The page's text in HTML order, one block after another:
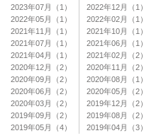
2023年07月（1）
2022年12月（1）
2022年05月（1）
2022年02月（1）
2021年11月（1）
2021年10月（1）
2021年07月（1）
2021年06月（1）
2021年04月（1）
2021年02月（2）
2020年12月（2）
2020年11月（2）
2020年09月（2）
2020年08月（1）
2020年06月（2）
2020年05月（2）
2020年03月（2）
2019年12月（2）
2019年09月（2）
2019年08月（2）
2019年05月（4）
2019年04月（3）